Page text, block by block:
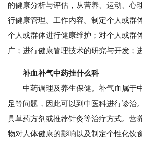
的健康分析与评估，从营养、运动、心
行健康管理。工作内容。制定个人或群
个人或群体进行健康维护；对个人或群
广；进行健康管理技术的研究与开发；
补血补气中药挂什么科
中药调理及养生保健。补气血属于
足等问题，因此可以到中医科进行诊治
具草药方剂或推荐针灸等治疗方式。营
物对人体健康的影响以及制定个性化饮